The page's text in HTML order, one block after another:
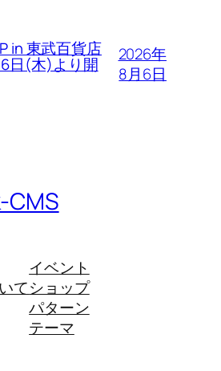
in 東武百貨店
日(木)より開
2026年
8月6日
CMS
て
イベント
ショップ
パターン
テーマ